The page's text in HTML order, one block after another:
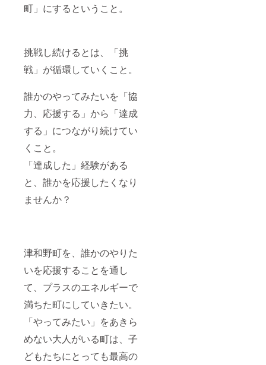
町」にするということ。
挑戦し続けるとは、「挑
戦」が循環していくこと。
誰かのやってみたいを「協
力、応援する」から「達成
する」につながり続けてい
くこと。
「達成した」経験がある
と、誰かを応援したくなり
ませんか？
津和野町を、誰かのやりた
いを応援することを通し
て、プラスのエネルギーで
満ちた町にしていきたい。
「やってみたい」をあきら
めない大人がいる町は、子
どもたちにとっても最高の